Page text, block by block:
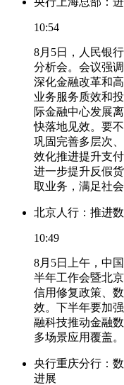
10:54
8月5日，人民银
分析会。会议强
深化金融改革和
业务服务质效和
际金融中心发展
快落地见效。要
巩固完善多层次
效化推进提升支
进一步提升反假
取业务，满足社
北京人行：推进
10:49
8月5日上午，中
半年工作会暨北
信用修复政策、
效。下半年要加
融科技推动金融
多场景应用覆盖。
央行重庆分行：
进展